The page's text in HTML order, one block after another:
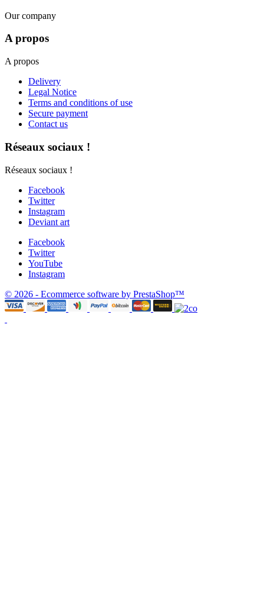
Our company
A propos
A propos
Delivery
Legal Notice
Terms and conditions of use
Secure payment
Contact us
Réseaux sociaux !
Réseaux sociaux !
Facebook
Twitter
Instagram
Deviant art
Facebook
Twitter
YouTube
Instagram
© 2026 - Ecommerce software by PrestaShop™